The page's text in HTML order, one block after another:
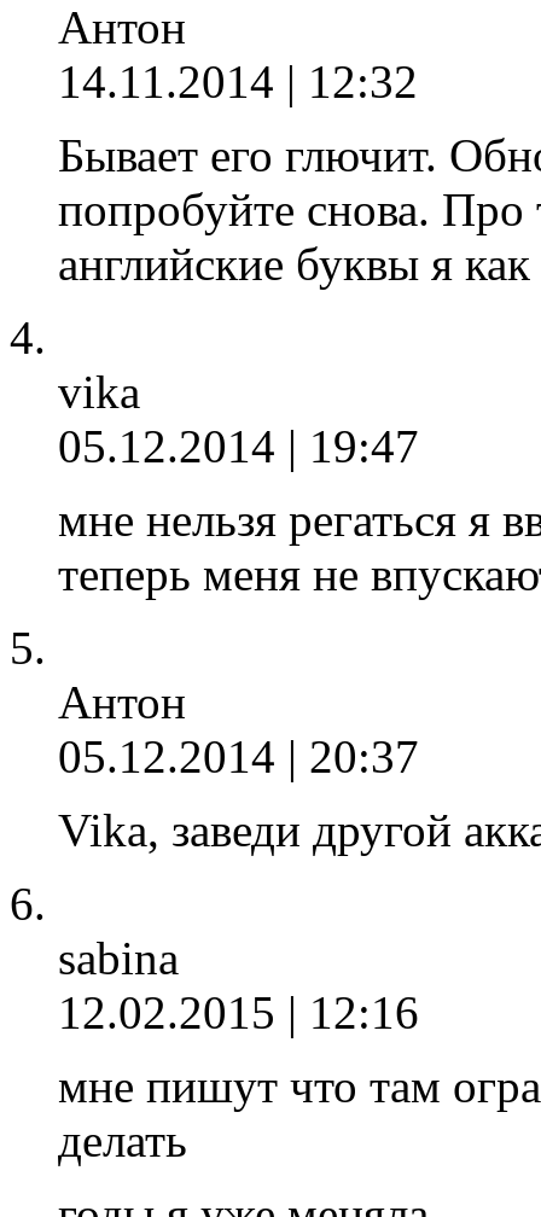
Антон
14.11.2014 | 12:32
Бывает его глючит.
попробуйте снова. Про
английские буквы я
vika
05.12.2014 | 19:47
мне нельзя регаться я
теперь меня не
Антон
05.12.2014 | 20:37
Vika, заведи другой
sabina
12.02.2015 | 12:16
мне пишут что там
делать